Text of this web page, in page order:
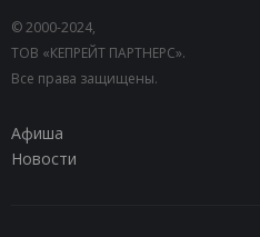
© 2000-2024,
ТОВ «КЕПРЕЙТ ПАРТНЕРС».
Все права защищены.
Афиша
Новости